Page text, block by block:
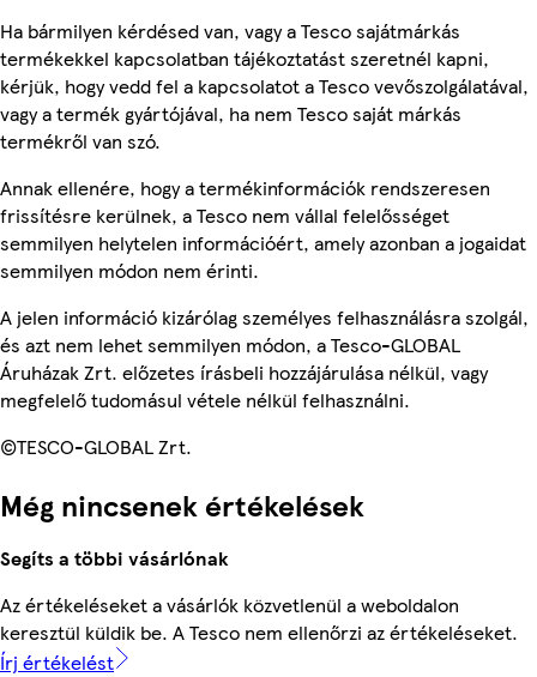
Ha bármilyen kérdésed van, vagy a Tesco sajátmárkás
termékekkel kapcsolatban tájékoztatást szeretnél kapni,
kérjük, hogy vedd fel a kapcsolatot a Tesco vevőszolgálatával,
vagy a termék gyártójával, ha nem Tesco saját márkás
termékről van szó.
Annak ellenére, hogy a termékinformációk rendszeresen
frissítésre kerülnek, a Tesco nem vállal felelősséget
semmilyen helytelen információért, amely azonban a jogaidat
semmilyen módon nem érinti.
A jelen információ kizárólag személyes felhasználásra szolgál,
és azt nem lehet semmilyen módon, a Tesco-GLOBAL
Áruházak Zrt. előzetes írásbeli hozzájárulása nélkül, vagy
megfelelő tudomásul vétele nélkül felhasználni.
©TESCO-GLOBAL Zrt.
Még nincsenek értékelések
Segíts a többi vásárlónak
Az értékeléseket a vásárlók közvetlenül a weboldalon
keresztül küldik be. A Tesco nem ellenőrzi az értékeléseket.
Írj értékelést